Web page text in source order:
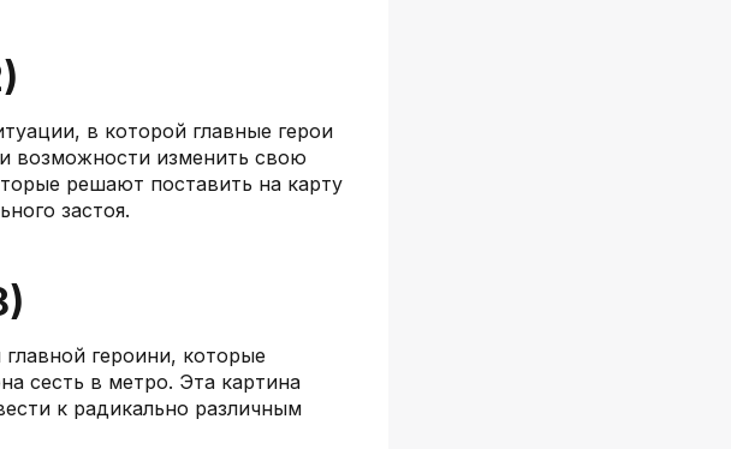
в которой главные герои
возможности изменить свою
решают поставить на карту
застоя.
героини, которые
сесть в метро. Эта картина
к радикально различным